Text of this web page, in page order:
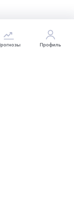
Профиль